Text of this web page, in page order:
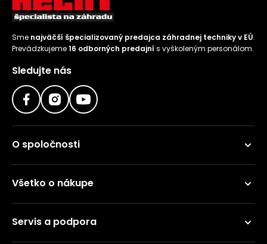
Sme najväčší špecializovaný predajca záhradnej techniky v EÚ.
Prevádzkujeme16 odborných predajní s vyškoleným personálom.
Sledujte nás
O spoločnosti
Všetko o nákupe
Servis a podpora